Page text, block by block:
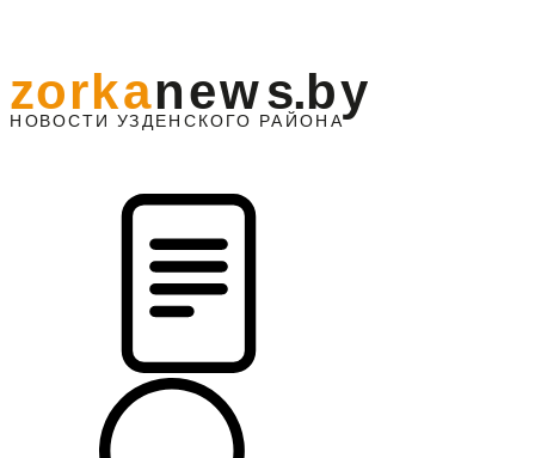
НО ВОСТИ УЗДЕНС КО ГО РАЙОНА
zorkanews.by